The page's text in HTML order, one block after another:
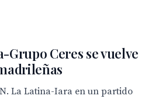
Grupo Ceres se vuelve
La Latina-Iara en un partido